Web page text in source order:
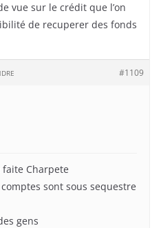
vue sur le crédit que l’on
de recuperer des fonds
#1109
Charpete
sont sous sequestre
gens